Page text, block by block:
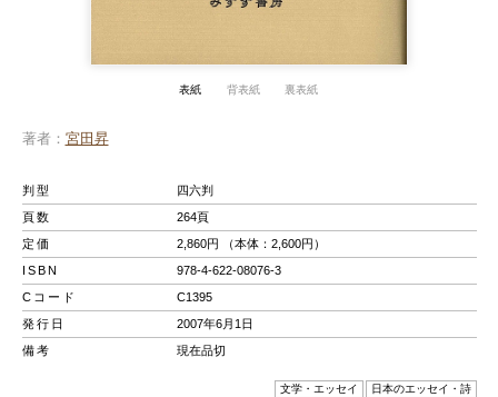
表紙 背表紙 裏表紙
著者 宮田昇
判型
四六判
頁数
264頁
定価
2,860円 （本体：2,600円）
ISBN
978-4-622-08076-3
Cコード
C1395
発行日
2007年6月1日
備考
現在品切
文学・エッセイ 日本のエッセイ・詩